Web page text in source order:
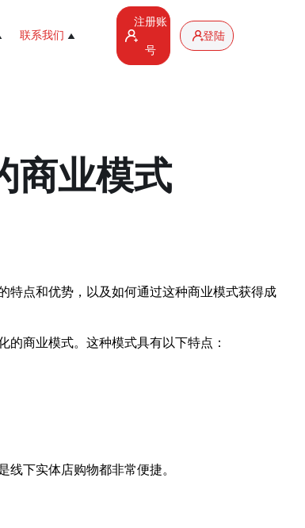
联系我们
注册账
号
登陆
商业模式
特点和优势，以及如何通过这种商业模式获得成
商业模式。这种模式具有以下特点：
下实体店购物都非常便捷。